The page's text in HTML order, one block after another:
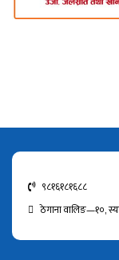
९८१६१८१६८८
ठेगाना वालिङ—१०,